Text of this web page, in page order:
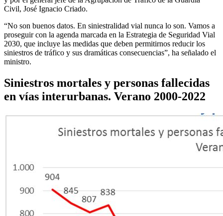
Civil, José Ignacio Criado.
“No son buenos datos. En siniestralidad vial nunca lo son. Vamos a
proseguir con la agenda marcada en la Estrategia de Seguridad Vial
2030, que incluye las medidas que deben permitirnos reducir los
siniestros de tráfico y sus dramáticas consecuencias”, ha señalado el
ministro.
Siniestros mortales y personas fallecidas
en vías interurbanas. Verano 2000-2022